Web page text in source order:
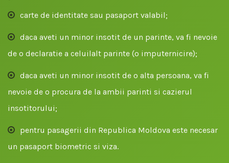
carte de identitate sau pasaport valabil;
daca aveti un minor insotit de un parinte, va fi nevoie
de o declaratie a celuilalt parinte (o imputernicire);
daca aveti un minor insotit de o alta persoana, va fi
nevoie de o procura de la ambii parinti si cazierul
insotitorului;
pentru pasagerii din Republica Moldova este necesar
un pasaport biometric si viza.